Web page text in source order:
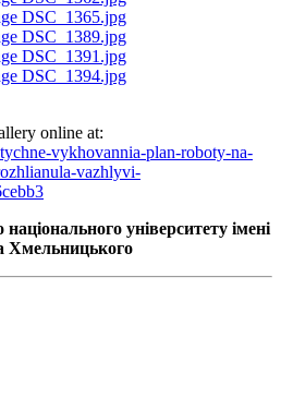
online at:
vykhovannia-plan-roboty-na-
vazhlyvi-
університету імені
Хмельницького